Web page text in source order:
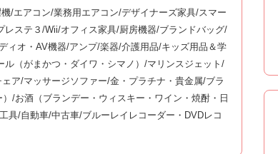
/エアコン/業務用エアコン/デザイナーズ家具/スマー
レステ３/Wii/オフィス家具/厨房機器/ブランドバッグ/
ィオ・AV機器/アンプ/楽器/介護用品/キッズ用品＆学
（がまかつ・ダイワ・シマノ）/マリンスジェット/
ア/マッサージソファー/金・プラチナ・貴金属/ブラ
/お酒（ブランデー・ウィスキー・ワイン・焼酎・日
具/自動車/中古車/ブルーレイレコーダー・DVDレコ